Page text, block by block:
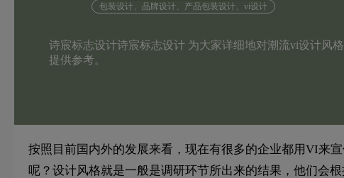
包装设计、品牌设计、产品包装设计、vi设计
诗宸标志设计诗宸标志设计 为大家详细地对潮流vi设计风
提供参考。
按照目前国内外的发展来看，现在有很多的企业都用VI来
呢？设计风格就是一般是调研环节所出来的结果，他们会